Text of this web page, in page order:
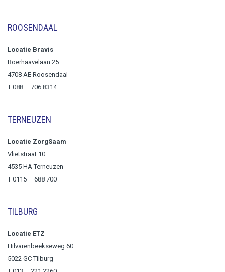
ROOSENDAAL
Locatie Bravis
Boerhaavelaan 25
4708 AE Roosendaal
T 088 – 706 8314
TERNEUZEN
Locatie ZorgSaam
Vlietstraat 10
4535 HA Terneuzen
T 0115 – 688 700
TILBURG
Locatie ETZ
Hilvarenbeekseweg 60
5022 GC Tilburg